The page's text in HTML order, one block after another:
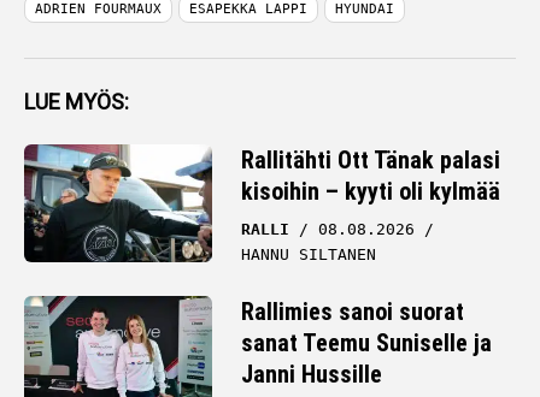
ADRIEN FOURMAUX ESAPEKKA LAPPI HYUNDAI
LUE MYÖS:
Rallitähti Ott Tänak palasi
kisoihin – kyyti oli kylmää
RALLI
08.08.2026
HANNU SILTANEN
Rallimies sanoi suorat
sanat Teemu Suniselle ja
Janni Hussille